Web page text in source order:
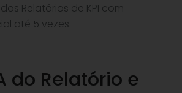
Relatórios de KPI com
até 5 vezes.
do Relatório e